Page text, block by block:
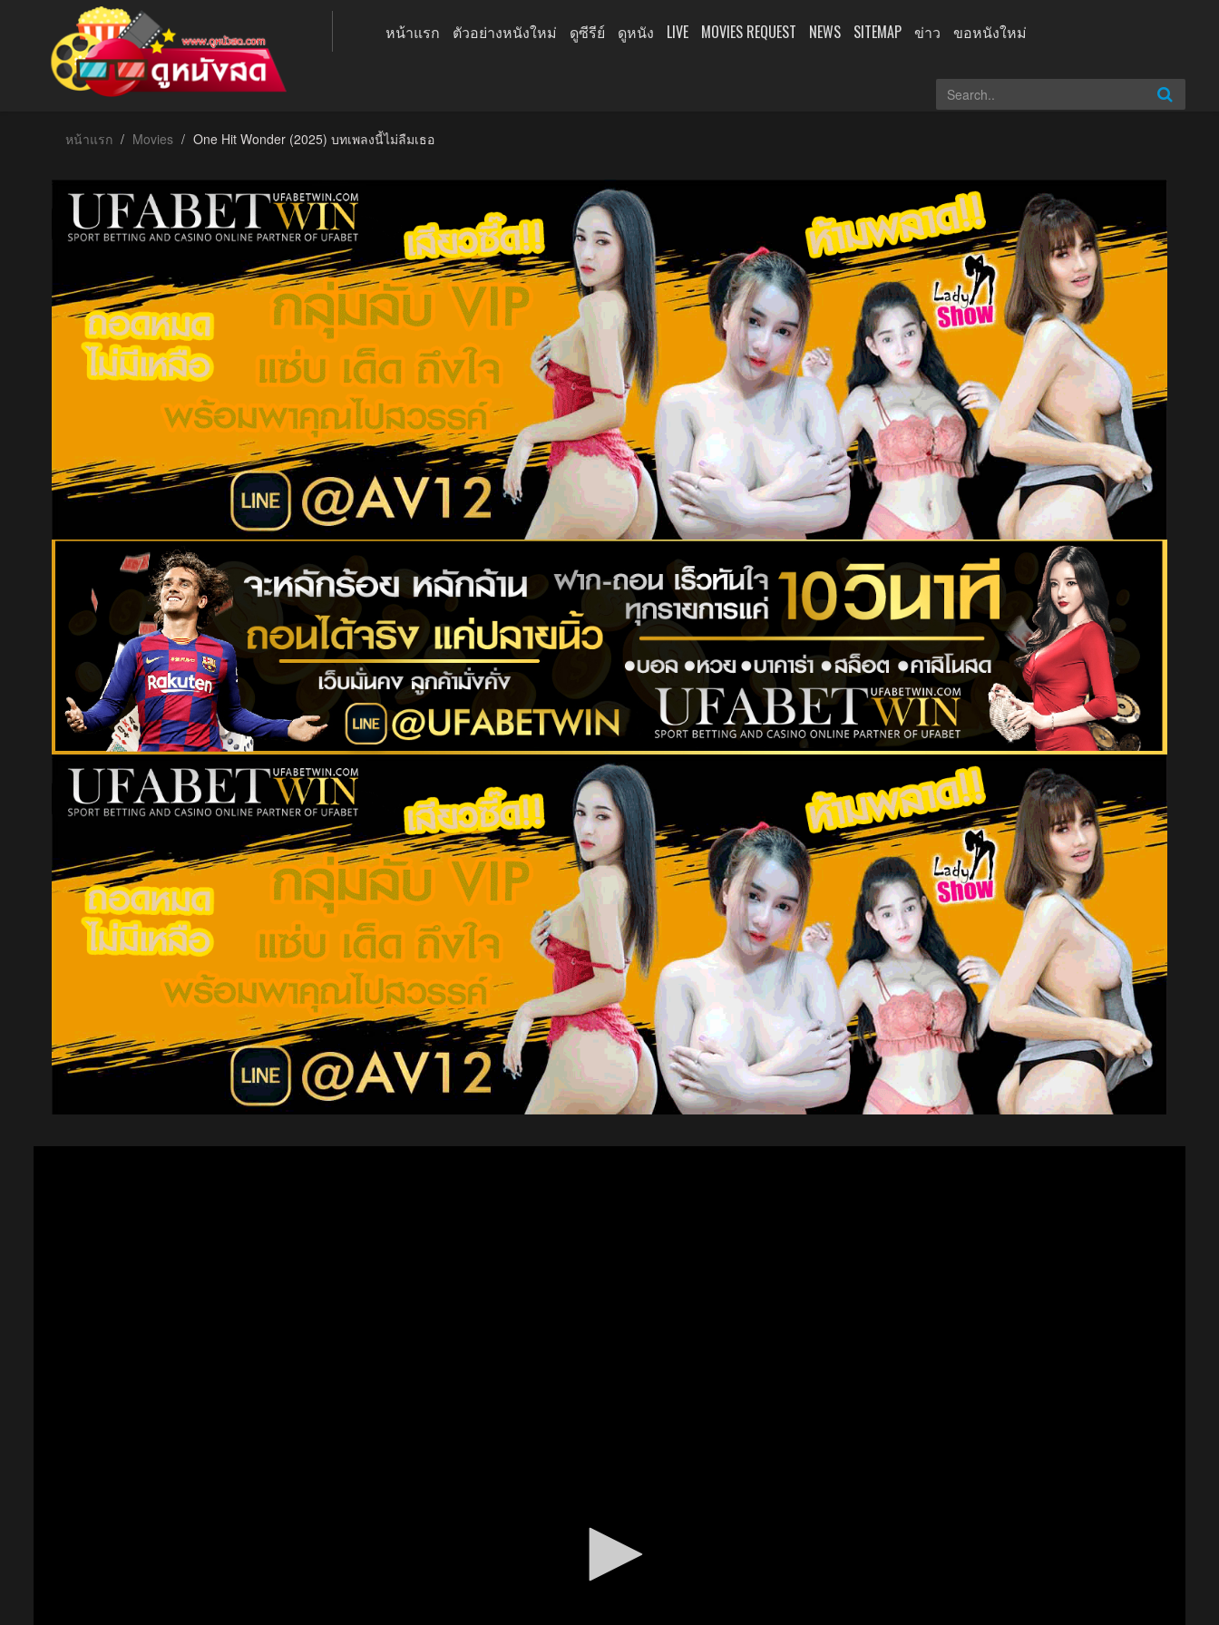
หน้าแรก ตัวอย่างหนังใหม่ ดูซีรีย์ ดูหนัง LIVE MOVIES REQUEST NEWS SITEMAP ข่าว ขอหนังใหม่
หน้าแรก Movies One Hit Wonder (2025) บทเพลงนี้ไม่ลืมเธอ